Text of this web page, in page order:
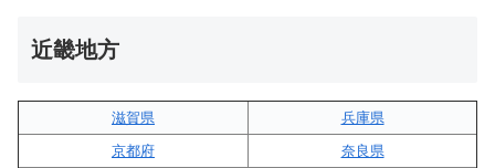
近畿地方
滋賀県
兵庫県
京都府
奈良県